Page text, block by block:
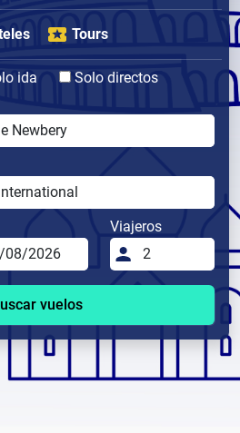
Tours
ida
Solo directos
Viajeros
vuelos